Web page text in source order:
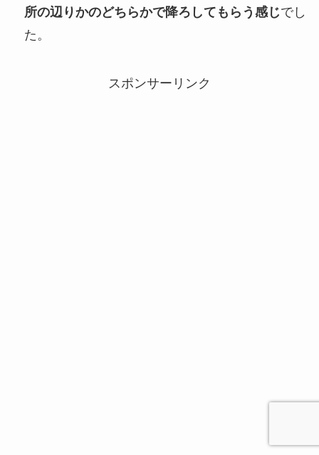
所の辺りかのどちらかで降ろしてもらう感じでし
た。
スポンサーリンク